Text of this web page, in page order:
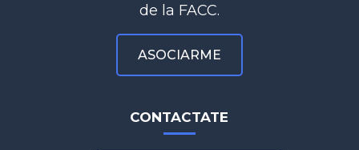
de la FACC.
ASOCIARME
CONTACTATE